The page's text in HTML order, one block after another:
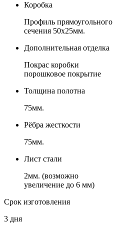
Коробка
Профиль прямоугольного
сечения 50x25мм.
Дополнительная отделка
Покрас коробки
порошковое покрытие
Толщина полотна
75мм.
Рёбра жесткости
75мм.
Лист стали
2мм. (возможно
увеличение до 6 мм)
Срок изготовления
3 дня